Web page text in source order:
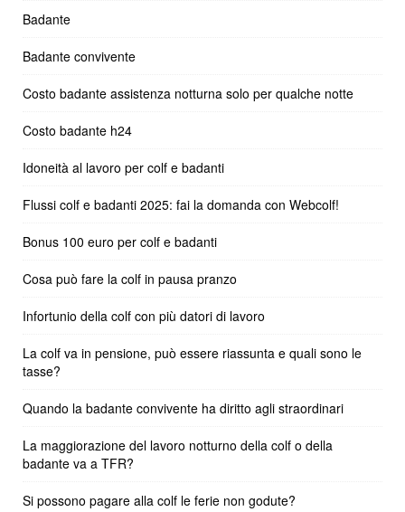
Badante
Badante convivente
Costo badante assistenza notturna solo per qualche notte
Costo badante h24
Idoneità al lavoro per colf e badanti
Flussi colf e badanti 2025: fai la domanda con Webcolf!
Bonus 100 euro per colf e badanti
Cosa può fare la colf in pausa pranzo
Infortunio della colf con più datori di lavoro
La colf va in pensione, può essere riassunta e quali sono le
tasse?
Quando la badante convivente ha diritto agli straordinari
La maggiorazione del lavoro notturno della colf o della
badante va a TFR?
Si possono pagare alla colf le ferie non godute?